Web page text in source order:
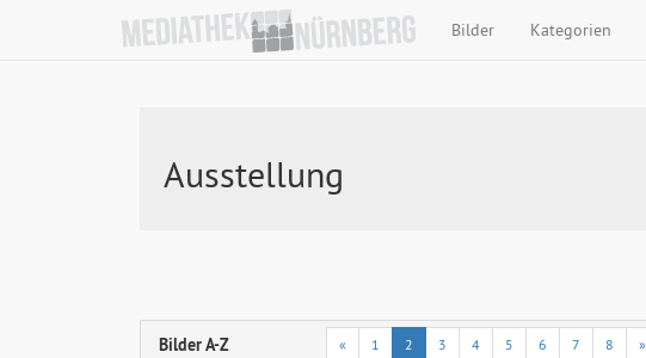
Bilder Kategorien
Ausstellung
Bilder A-Z « 1 2 3 4 5 6 7 8 »